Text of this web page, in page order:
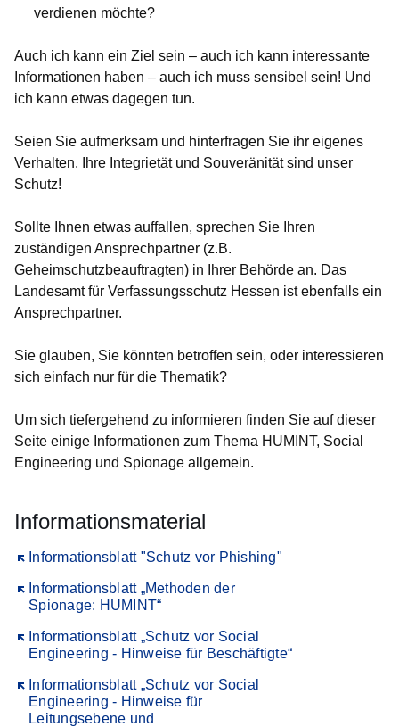
verdienen möchte?
Auch ich kann ein Ziel sein – auch ich kann interessante
Informationen haben – auch ich muss sensibel sein! Und
ich kann etwas dagegen tun.
Seien Sie aufmerksam und hinterfragen Sie ihr eigenes
Verhalten. Ihre Integrietät und Souveränität sind unser
Schutz!
Sollte Ihnen etwas auffallen, sprechen Sie Ihren
zuständigen Ansprechpartner (z.B.
Geheimschutzbeauftragten) in Ihrer Behörde an. Das
Landesamt für Verfassungsschutz Hessen ist ebenfalls ein
Ansprechpartner.
Sie glauben, Sie könnten betroffen sein, oder interessieren
sich einfach nur für die Thematik?
Um sich tiefergehend zu informieren finden Sie auf dieser
Seite einige Informationen zum Thema HUMINT, Social
Engineering und Spionage allgemein.
Informationsmaterial
Informationsblatt "Schutz vor Phishing"
Öffnet sich in einem neuen Fenster
Informationsblatt „Methoden der
Spionage: HUMINT“
Öffnet sich in einem neuen Fenster
Informationsblatt „Schutz vor Social
Engineering - Hinweise für Beschäftigte“
Öffnet sich in einem neuen Fenster
Informationsblatt „Schutz vor Social
Engineering - Hinweise für
Leitungsebene und
Öffnet sich in einem neuen Fenster